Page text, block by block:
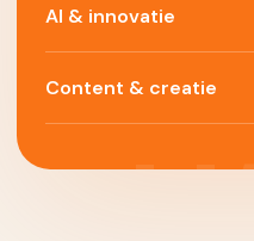
AI & innovatie
Content & creatie